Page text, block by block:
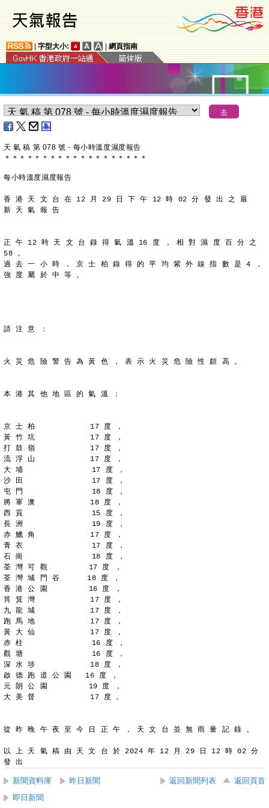
字型大小: 網頁指南
天 氣 稿 第 078 號 - 每小時溫度濕度報告
＊ ＊ ＊ ＊ ＊ ＊ ＊ ＊ ＊ ＊ ＊ ＊ ＊ ＊ ＊ ＊ ＊ ＊ ＊
每小時溫度濕度報告
香 港 天 文 台 在 12 月 29 日 下 午 12 時 02 分 發 出 之 最
新 天 氣 報 告
正 午 12 時 天 文 台 錄 得 氣 溫 16 度 ， 相 對 濕 度 百 分 之
58 。
過 去 一 小 時 ， 京 士 柏 錄 得 的 平 均 紫 外 線 指 數 是 4 ，
強 度 屬 於 中 等 。
請 注 意 ：
火 災 危 險 警 告 為 黃 色 ， 表 示 火 災 危 險 性 頗 高 。
本 港 其 他 地 區 的 氣 溫 ：
京 士 柏            17 度 ，
黃 竹 坑            17 度 ，
打 鼓 嶺            17 度 ，
流 浮 山            17 度 ，
大 埔               17 度 ，
沙 田               17 度 ，
屯 門               18 度 ，
將 軍 澳            18 度 ，
西 貢               15 度 ，
長 洲               19 度 ，
赤 鱲 角            17 度 ，
青 衣               17 度 ，
石 崗               18 度 ，
荃 灣 可 觀         17 度 ，
荃 灣 城 門 谷      18 度 ，
香 港 公 園         16 度 ，
筲 箕 灣            17 度 ，
九 龍 城            17 度 ，
跑 馬 地            17 度 ，
黃 大 仙            17 度 ，
赤 柱               16 度 ，
觀 塘               16 度 ，
深 水 埗            18 度 ，
啟 德 跑 道 公 園   16 度 ，
元 朗 公 園         19 度 ，
大 美 督            17 度 。
從 昨 晚 午 夜 至 今 日 正 午 ， 天 文 台 並 無 雨 量 記 錄 。
以 上 天 氣 稿 由 天 文 台 於 2024 年 12 月 29 日 12 時 02 分
發 出
新聞資料庫 昨日新聞 返回新聞列表
返回頁首
即日新聞